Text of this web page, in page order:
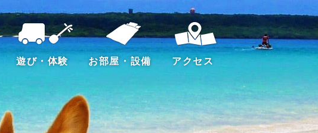
遊び・体験 お部屋・設備 アクセス